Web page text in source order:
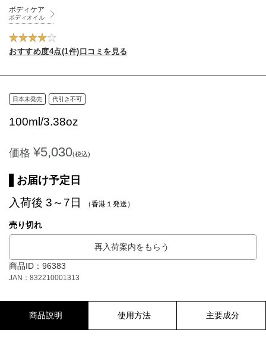
ボディケア
ボディオイル
おすすめ度4点(1件)口コミを見る
日本未発売 代引き不可
100ml/3.38oz
価格 ¥5,030(税込)
お届け予定日
入荷後 3～7日 （香港１発送）
売り切れ
再入荷案内をもらう
商品ID：96383
JAN：832210001313
商品説明 使用方法 主要成分